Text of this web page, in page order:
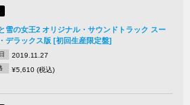
雪の女王2 オリジナル・サウンドトラック スー
デラックス版 [初回生産限定盤]
2019.11.27
¥5,610 (税込)